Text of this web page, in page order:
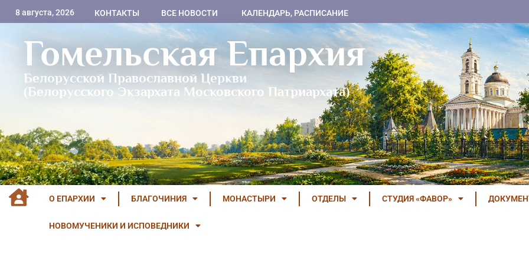
8 августа, 2026 КОНТАКТЫ ВСЕ НОВОСТИ КАЛЕНДАРЬ, РАСПИСАНИЕ
Гомельская Епархия
Белорусской Православной Церкви
(Белорусского Экзархата Московского Патриархата)
О ЕПАРХИИ БЛАГОЧИНИЯ МОНАСТЫРИ ОТДЕЛЫ СТУДИЯ «ФАВОР»
НОВОМУЧЕНИКИ И ИСПОВЕДНИКИ